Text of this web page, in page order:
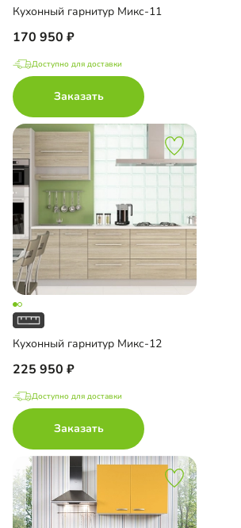
Кухонный гарнитур Микс-11
170 950
Доступно для доставки
Заказать
Кухонный гарнитур Микс-12
225 950
Доступно для доставки
Заказать